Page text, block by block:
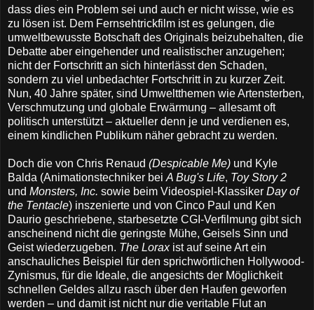
dass dies ein Problem sei und auch er nicht wisse, wie es
zu lösen ist. Dem Fernsehtrickfilm ist es gelungen, die
umweltbewusste Botschaft des Originals beizubehalten, die
Debatte aber eingehender und realistischer anzugehen;
nicht der Fortschritt an sich hinterlässt den Schaden,
sondern zu viel unbedachter Fortschritt in zu kurzer Zeit.
Nun, 40 Jahre später, sind Umweltthemen wie Artensterben,
Verschmutzung und globale Erwärmung – allesamt oft
politisch unterstützt – aktueller denn je und verdienen es,
einem kindlichen Publikum näher gebracht zu werden.
Doch die von Chris Renaud (Despicable Me) und Kyle
Balda (Animationstechniker bei A Bug's Life, Toy Story 2
und Monsters, Inc. sowie beim Videospiel-Klassiker Day of
the Tentacle) inszenierte und von Cinco Paul und Ken
Daurio geschriebene, starbesetzte CGI-Verfilmung gibt sich
anscheinend nicht die geringste Mühe, Geisels Sinn und
Geist wiederzugeben. The Lorax ist auf seine Art ein
anschauliches Beispiel für den sprichwörtlichen Hollywood-
Zynismus, für die Ideale, die angesichts der Möglichkeit
schnellen Geldes allzu rasch über den Haufen geworfen
werden – und damit ist nicht nur die veritable Flut an